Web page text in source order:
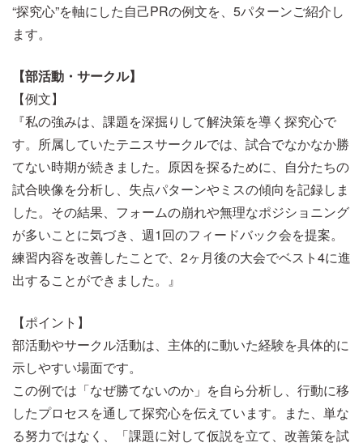
“探究心”を軸にした自己PRの例文を、5パターンご紹介し
ます。
【部活動・サークル】
【例文】
『私の強みは、課題を深掘りして解決策を導く探究心で
す。所属していたテニスサークルでは、試合でなかなか勝
てない時期が続きました。原因を探るために、自分たちの
試合映像を分析し、失点パターンやミスの傾向を記録しま
した。その結果、フォームの崩れや無理なポジショニング
が多いことに気づき、週1回のフィードバック会を提案。
練習内容を改善したことで、2ヶ月後の大会でベスト4に進
出することができました。』
【ポイント】
部活動やサークル活動は、主体的に動いた経験を具体的に
示しやすい場面です。
この例では「なぜ勝てないのか」を自ら分析し、行動に移
したプロセスを通して探究心を伝えています。また、単な
る努力ではなく、「課題に対して仮説を立て、改善策を試